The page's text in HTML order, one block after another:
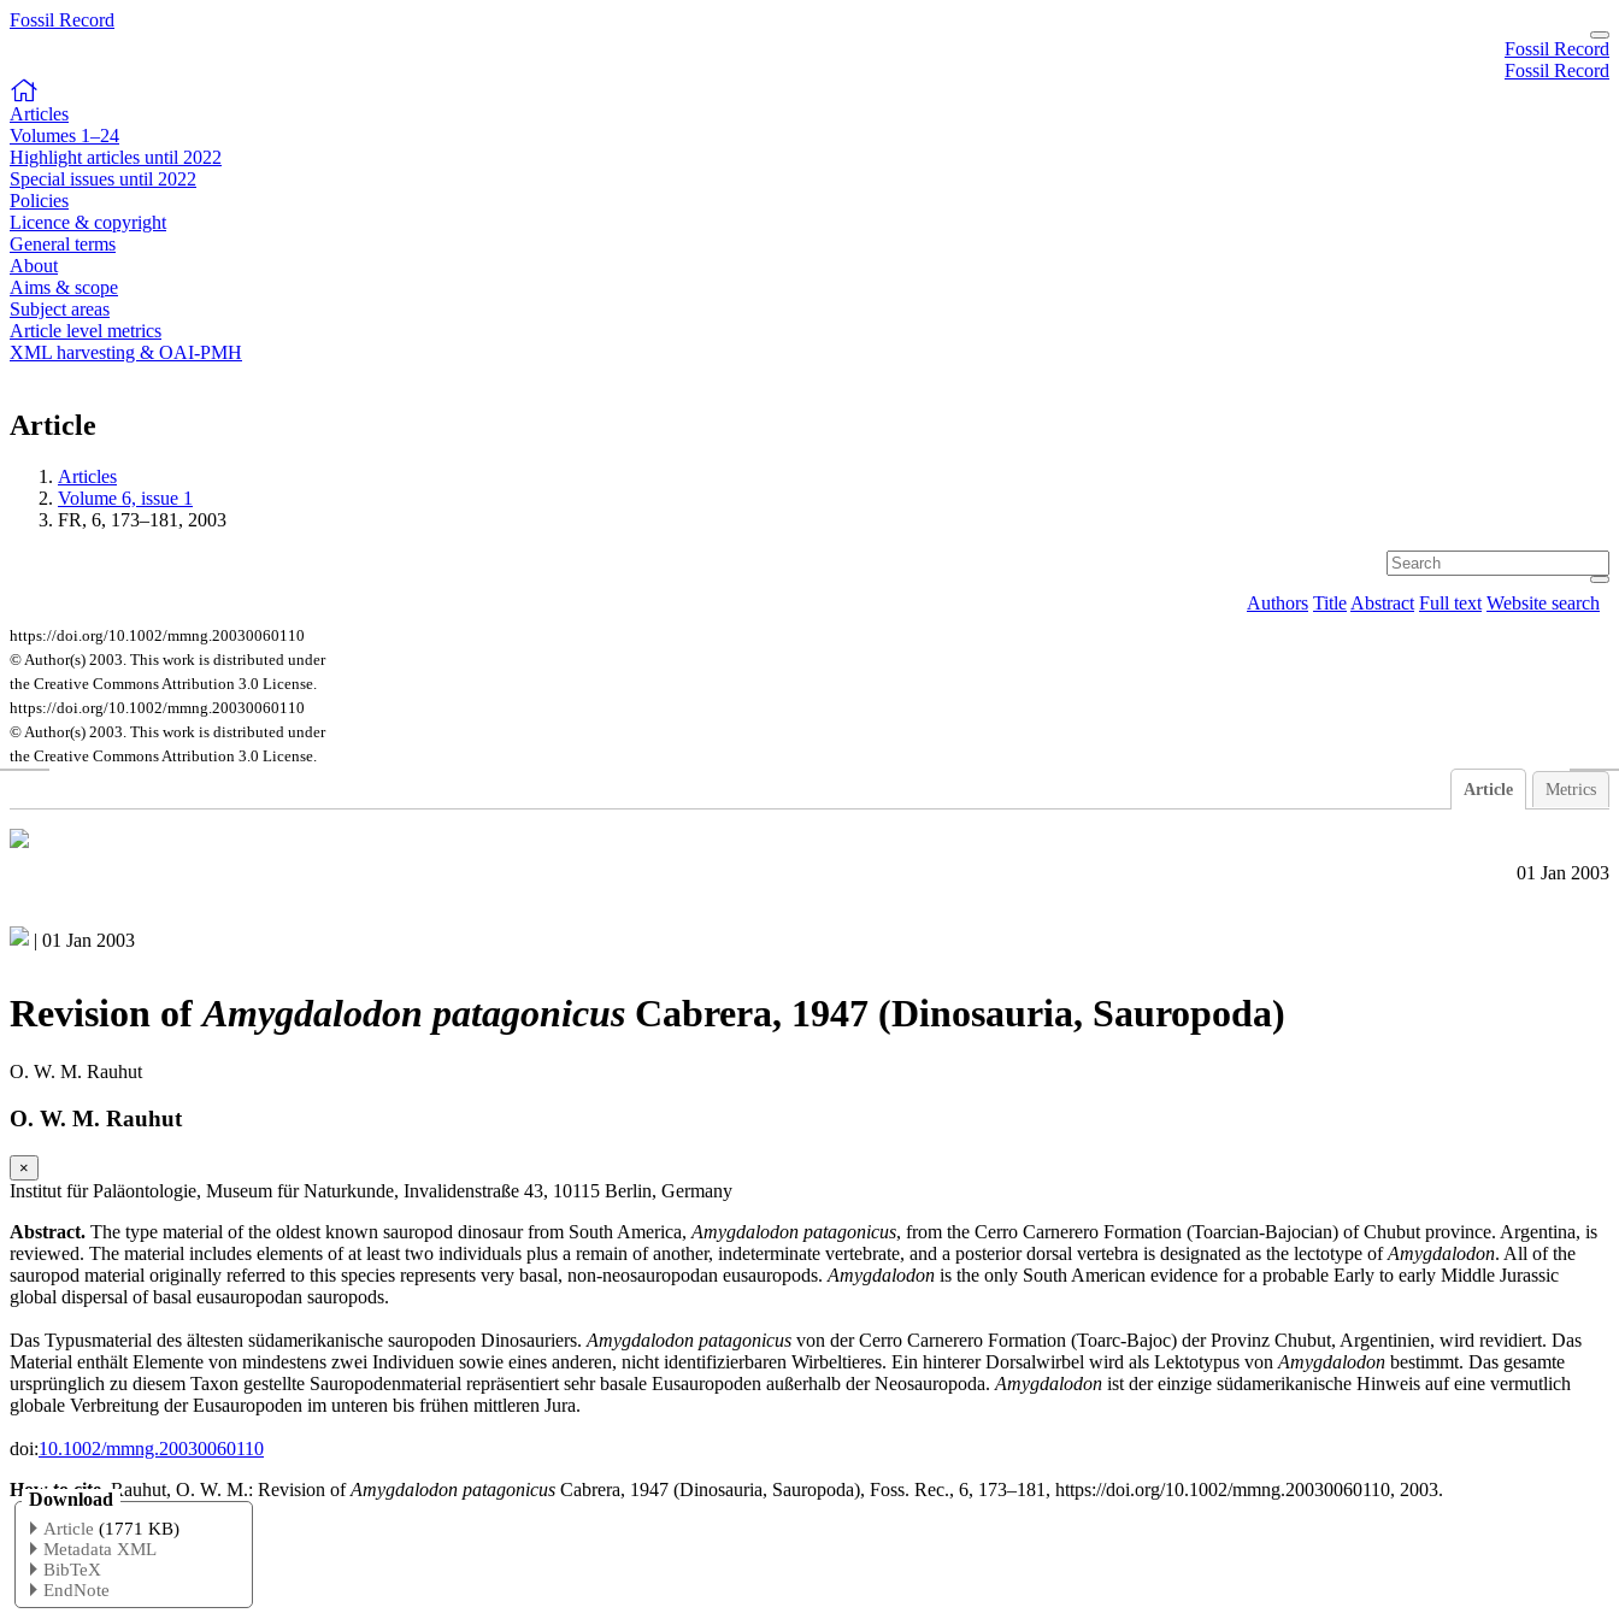
Fossil Record
Fossil Record
Fossil Record
Articles
Volumes 1–24
Highlight articles until 2022
Special issues until 2022
Policies
Licence & copyright
General terms
About
Aims & scope
Subject areas
Article level metrics
XML harvesting & OAI-PMH
Article
Articles
Volume 6, issue 1
FR, 6, 173–181, 2003
Authors Title Abstract Full text Website search
https://doi.org/10.1002/mmng.20030060110
© Author(s) 2003. This work is distributed under
the Creative Commons Attribution 3.0 License.
https://doi.org/10.1002/mmng.20030060110
© Author(s) 2003. This work is distributed under
the Creative Commons Attribution 3.0 License.
Article Metrics
01 Jan 2003
| 01 Jan 2003
Revision ofAmygdalodon patagonicus Cabrera, 1947 (Dinosauria, Sauropoda)
O. W. M. Rauhut
O. W. M. Rauhut
×
Institut für Paläontologie, Museum für Naturkunde, Invalidenstraße 43, 10115 Berlin, Germany
Abstract. The type material of the oldest known sauropod dinosaur from South America, Amygdalodon patagonicus, from the Cerro Carnerero Formation (Toarcian-Bajocian) of Chubut province. Argentina, is
reviewed. The material includes elements of at least two individuals plus a remain of another, indeterminate vertebrate, and a posterior dorsal vertebra is designated as the lectotype ofAmygdalodon. All of the
sauropod material originally referred to this species represents very basal, non-neosauropodan eusauropods. Amygdalodon is the only South American evidence for a probable Early to early Middle Jurassic
global dispersal of basal eusauropodan sauropods.
Das Typusmaterial des ältesten südamerikanische sauropoden Dinosauriers. Amygdalodon patagonicus von der Cerro Carnerero Formation (Toarc-Bajoc) der Provinz Chubut, Argentinien, wird revidiert. Das
Material enthält Elemente von mindestens zwei Individuen sowie eines anderen, nicht identifizierbaren Wirbeltieres. Ein hinterer Dorsalwirbel wird als Lektotypus von Amygdalodon bestimmt. Das gesamte
ursprünglich zu diesem Taxon gestellte Sauropodenmaterial repräsentiert sehr basale Eusauropoden außerhalb der Neosauropoda. Amygdalodon ist der einzige südamerikanische Hinweis auf eine vermutlich
globale Verbreitung der Eusauropoden im unteren bis frühen mittleren Jura.
doi:10.1002/mmng.20030060110
How to cite.Rauhut, O. W. M.: Revision ofAmygdalodon patagonicus Cabrera, 1947 (Dinosauria, Sauropoda), Foss. Rec., 6, 173–181, https://doi.org/10.1002/mmng.20030060110, 2003.
Download
Article (1771 KB)
Metadata XML
BibTeX
EndNote